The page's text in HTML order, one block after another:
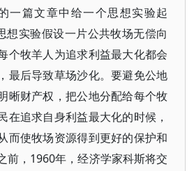
一篇文章中给一个思想实验起
想实验假设一片公共牧场无偿向
个牧羊人为追求利益最大化都会
最后导致草场沙化。要避免公地
晰财产权，把公地分配给每个牧
在追求自身利益最大化的时候，
而使牧场资源得到更好的保护和
前，1960年，经济学家科斯将交